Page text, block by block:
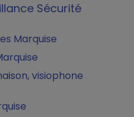
Sécurité
Marquise
visiophone